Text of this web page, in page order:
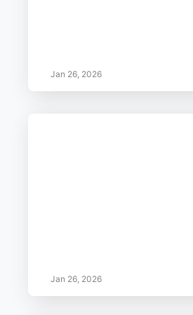
Jan 26, 2026
Jan 26, 2026